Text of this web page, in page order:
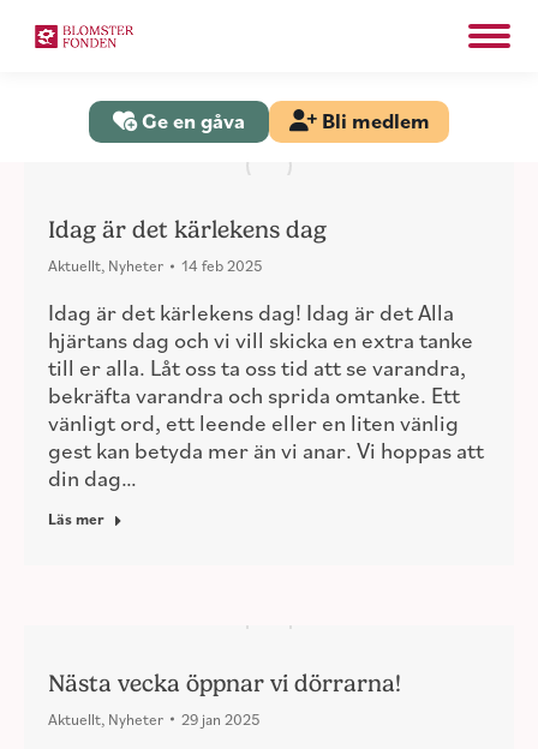
Ge en gåva Bli medlem
Idag är det kärlekens dag
Aktuellt, Nyheter 14 feb 2025
Idag är det kärlekens dag! Idag är det Alla
hjärtans dag och vi vill skicka en extra tanke
till er alla. Låt oss ta oss tid att se varandra,
bekräfta varandra och sprida omtanke. Ett
vänligt ord, ett leende eller en liten vänlig
gest kan betyda mer än vi anar. Vi hoppas att
din dag…
Läs mer
Nästa vecka öppnar vi dörrarna!
Aktuellt, Nyheter 29 jan 2025